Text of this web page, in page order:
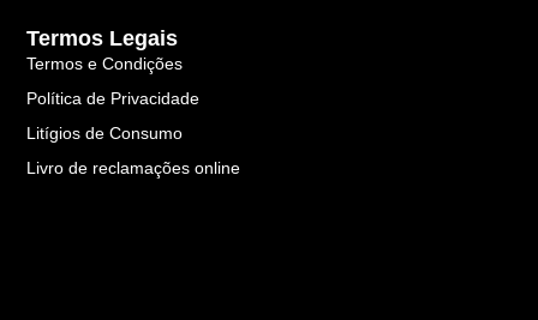
Termos Legais
Termos e Condições
Política de Privacidade
Litígios de Consumo
Livro de reclamações online